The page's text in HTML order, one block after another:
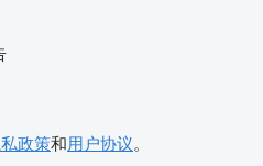
政策和用户协议。